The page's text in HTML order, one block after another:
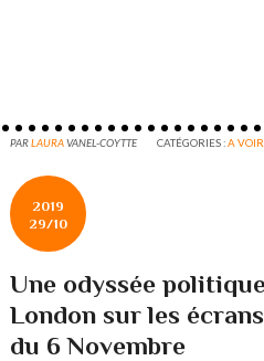
PARLAURAVANEL-COYTTE CATÉGORIES :A VOIR
2019
29/10
Une odyssée
London sur les
du 6 Novembre